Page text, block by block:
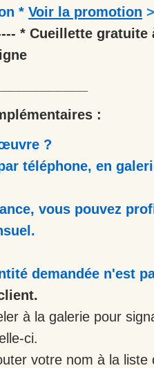
* Voir la promotion >
* Cueillette gratuite
:
?
téléphone, en
vous pouvez
demandée n'est
à la galerie pour
ci.
votre nom à la liste